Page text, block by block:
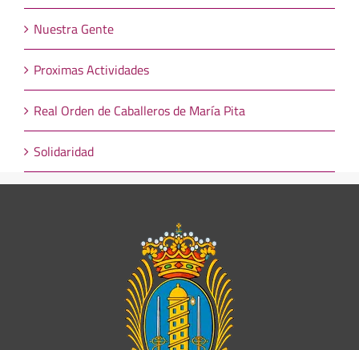
Nuestra Gente
Proximas Actividades
Real Orden de Caballeros de María Pita
Solidaridad